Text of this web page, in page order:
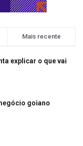
Mais recente
explicar o que vai
goiano